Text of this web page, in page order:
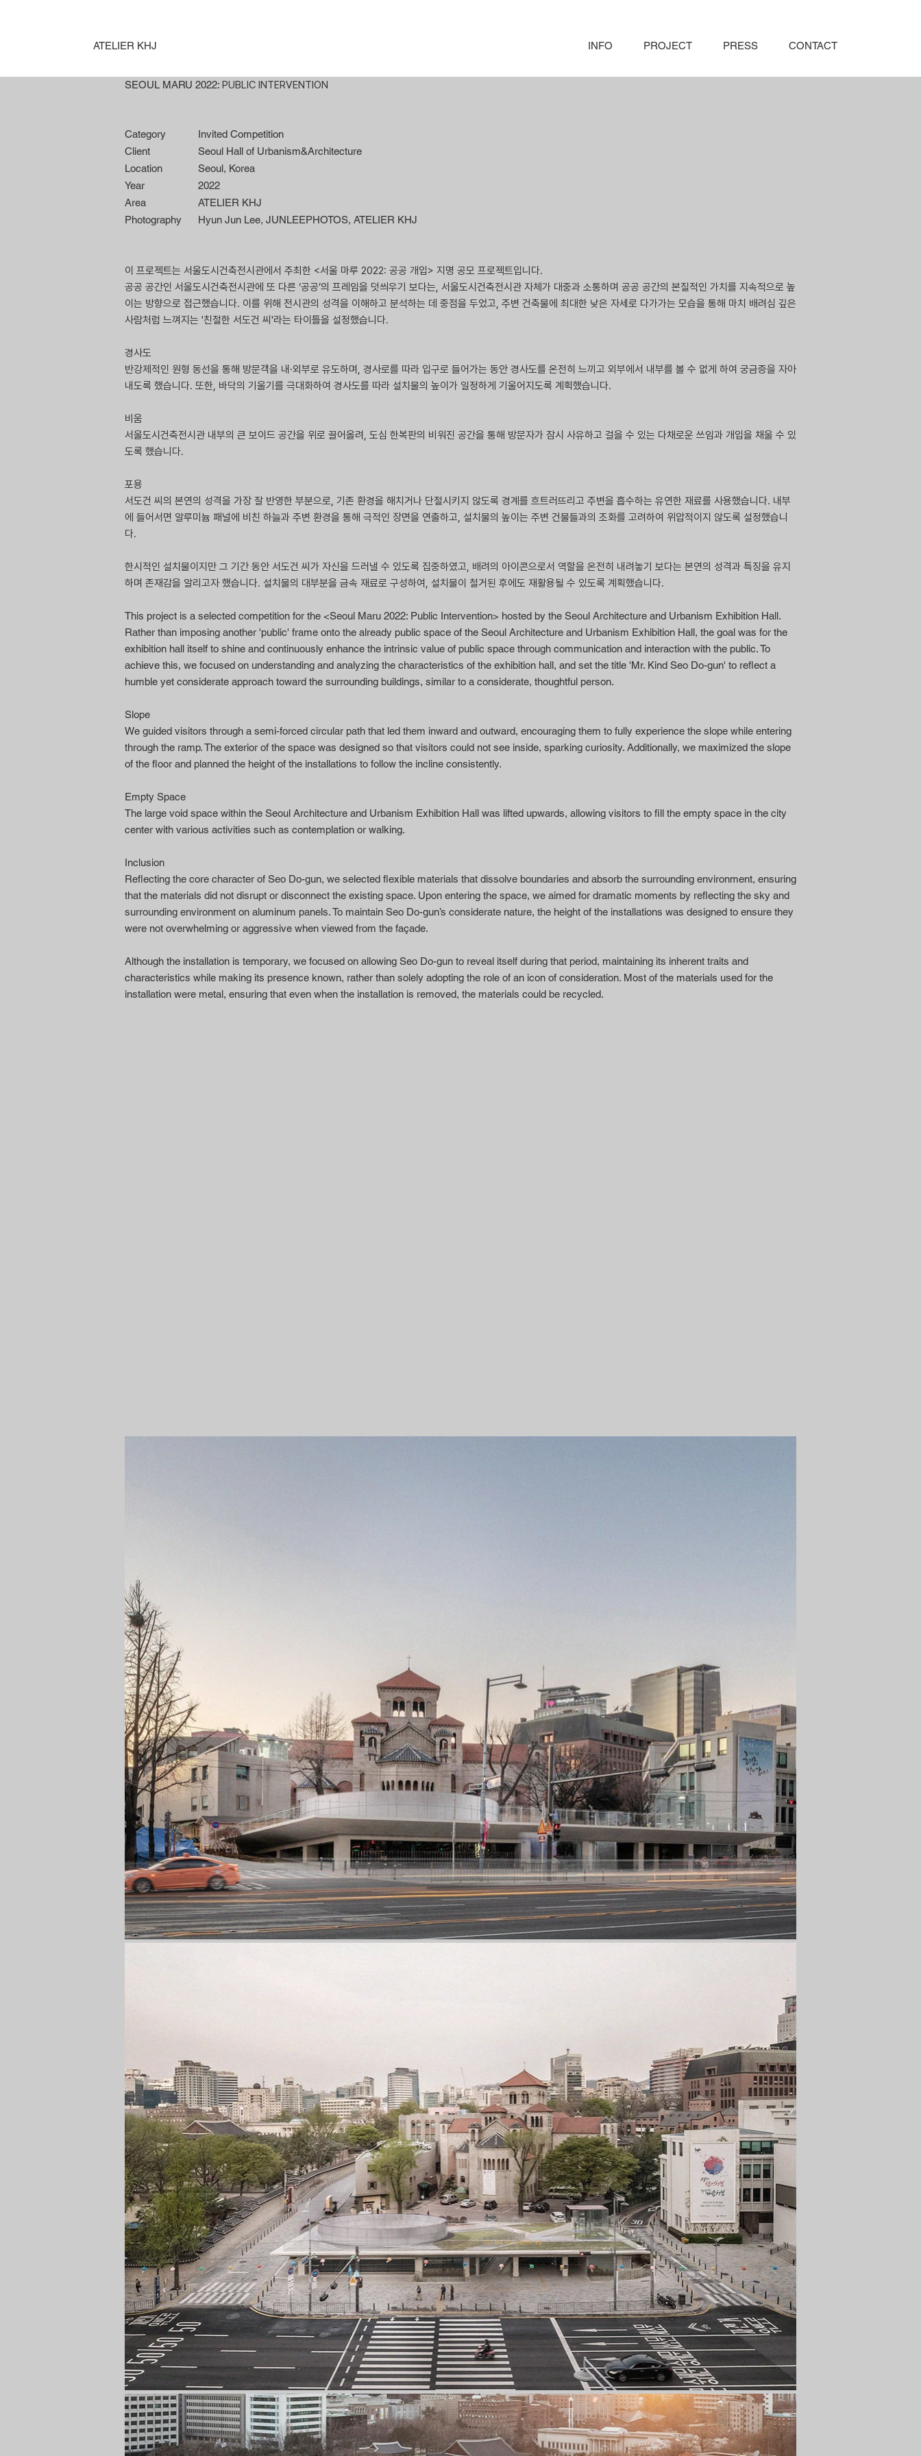
ATELIER KHJ INFO PROJECT PRESS CONTACT
SEOUL MARU 2022: PUBLIC INTERVENTION
Category
Client
Location
Year
Area
Photography
Invited Competition
Seoul Hall of Urbanism&Architecture
Seoul, Korea
2022
ATELIER KHJ
Hyun Jun Lee, JUNLEEPHOTOS, ATELIER KHJ​
이 프로젝트는 서울도시건축전시관에서 주최한 <서울 마루 2022: 공공 개입> 지명 공모 프로젝트입니다.
공공 공간인 서울도시건축전시관에 또 다른 ‘공공’의 프레임을 덧씌우기 보다는, 서울도시건축전시관 자체가 대중과 소통하며 공공 공간의 본질적인 가치를 지속적으로 높
이는 방향으로 접근했습니다. 이를 위해 전시관의 성격을 이해하고 분석하는 데 중점을 두었고, 주변 건축물에 최대한 낮은 자세로 다가가는 모습을 통해 마치 배려심 깊은
사람처럼 느껴지는 '친절한 서도건 씨'라는 타이틀을 설정했습니다.
경사도
반강제적인 원형 동선을 통해 방문객을 내·외부로 유도하며, 경사로를 따라 입구로 들어가는 동안 경사도를 온전히 느끼고 외부에서 내부를 볼 수 없게 하여 궁금증을 자아
내도록 했습니다. 또한, 바닥의 기울기를 극대화하여 경사도를 따라 설치물의 높이가 일정하게 기울어지도록 계획했습니다.
비움
서울도시건축전시관 내부의 큰 보이드 공간을 위로 끌어올려, 도심 한복판의 비워진 공간을 통해 방문자가 잠시 사유하고 걸을 수 있는 다채로운 쓰임과 개입을 채울 수 있
도록 했습니다.
포용
서도건 씨의 본연의 성격을 가장 잘 반영한 부분으로, 기존 환경을 해치거나 단절시키지 않도록 경계를 흐트러뜨리고 주변을 흡수하는 유연한 재료를 사용했습니다. 내부
에 들어서면 알루미늄 패널에 비친 하늘과 주변 환경을 통해 극적인 장면을 연출하고, 설치물의 높이는 주변 건물들과의 조화를 고려하여 위압적이지 않도록 설정했습니
다.
한시적인 설치물이지만 그 기간 동안 서도건 씨가 자신을 드러낼 수 있도록 집중하였고, 배려의 아이콘으로서 역할을 온전히 내려놓기 보다는 본연의 성격과 특징을 유지
하며 존재감을 알리고자 했습니다. 설치물의 대부분을 금속 재료로 구성하여, 설치물이 철거된 후에도 재활용될 수 있도록 계획했습니다.
This project is a selected competition for the <Seoul Maru 2022: Public Intervention> hosted by the Seoul Architecture and Urbanism Exhibition Hall.
Rather than imposing another 'public' frame onto the already public space of the Seoul Architecture and Urbanism Exhibition Hall, the goal was for the
exhibition hall itself to shine and continuously enhance the intrinsic value of public space through communication and interaction with the public. To
achieve this, we focused on understanding and analyzing the characteristics of the exhibition hall, and set the title 'Mr. Kind Seo Do-gun' to reflect a
humble yet considerate approach toward the surrounding buildings, similar to a considerate, thoughtful person.
Slope
We guided visitors through a semi-forced circular path that led them inward and outward, encouraging them to fully experience the slope while entering
through the ramp. The exterior of the space was designed so that visitors could not see inside, sparking curiosity. Additionally, we maximized the slope
of the floor and planned the height of the installations to follow the incline consistently.
Empty Space
The large void space within the Seoul Architecture and Urbanism Exhibition Hall was lifted upwards, allowing visitors to fill the empty space in the city
center with various activities such as contemplation or walking.
Inclusion
Reflecting the core character of Seo Do-gun, we selected flexible materials that dissolve boundaries and absorb the surrounding environment, ensuring
that the materials did not disrupt or disconnect the existing space. Upon entering the space, we aimed for dramatic moments by reflecting the sky and
surrounding environment on aluminum panels. To maintain Seo Do-gun’s considerate nature, the height of the installations was designed to ensure they
were not overwhelming or aggressive when viewed from the façade.
Although the installation is temporary, we focused on allowing Seo Do-gun to reveal itself during that period, maintaining its inherent traits and
characteristics while making its presence known, rather than solely adopting the role of an icon of consideration. Most of the materials used for the
installation were metal, ensuring that even when the installation is removed, the materials could be recycled.